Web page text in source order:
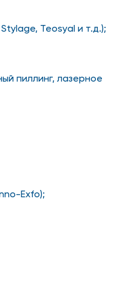
Teosyal и т.д.);
пиллинг, лазерное
Exfo);